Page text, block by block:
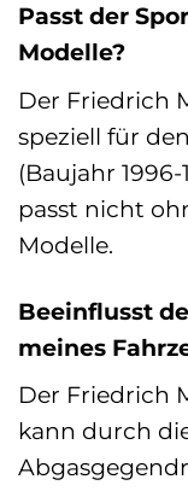
Passt der
Modelle?
Der Friedrich
speziell für
(Baujahr
passt nicht
Modelle.
Beeinflusst
meines
Der Friedrich
kann durch